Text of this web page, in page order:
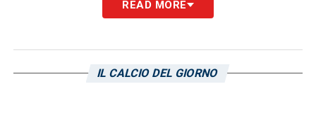
per lo schieramento di partenza. Questo gli
READ MORE
IL CALCIO DEL GIORNO